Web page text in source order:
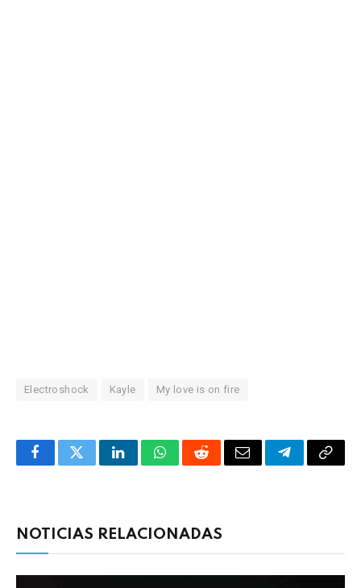
Electroshock Kayle My love is on fire
FacebookTwitterLinkedInWhatsAppRedditCorreoTelegrama
NOTICIAS RELACIONADAS